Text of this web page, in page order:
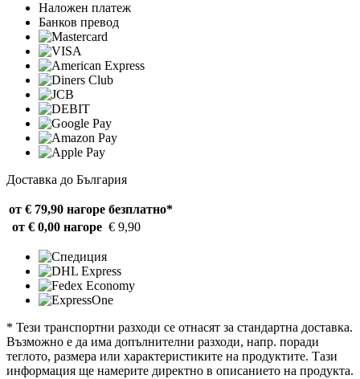
Наложен платеж
Банков превод
Доставка до България
от € 79,90 нагоре безплатно*
от € 0,00 нагоре € 9,90
* Тези транспортни разходи се отнасят за стандартна доставка.
Възможно е да има допълнителни разходи, напр. поради
теглото, размера или характеристиките на продуктите. Тази
информация ще намерите директно в описанието на продукта.